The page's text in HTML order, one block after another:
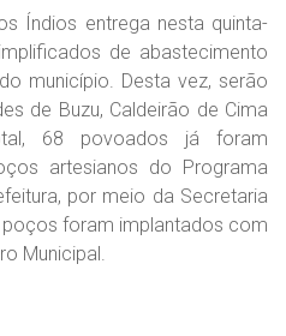
Índios entrega nesta quinta-
de abastecimento
município. Desta vez, serão
de Buzu, Caldeirão de Cima
68 povoados já foram
artesianos do Programa
por meio da Secretaria
poços foram implantados com
Municipal.